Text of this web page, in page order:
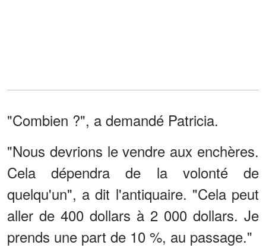
"Combien ?", a demandé Patricia.
"Nous devrions le vendre aux enchères.
Cela dépendra de la volonté de
quelqu'un", a dit l'antiquaire. "Cela peut
aller de 400 dollars à 2 000 dollars. Je
prends une part de 10 %, au passage."